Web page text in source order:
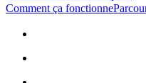
Comment ça fonctionne